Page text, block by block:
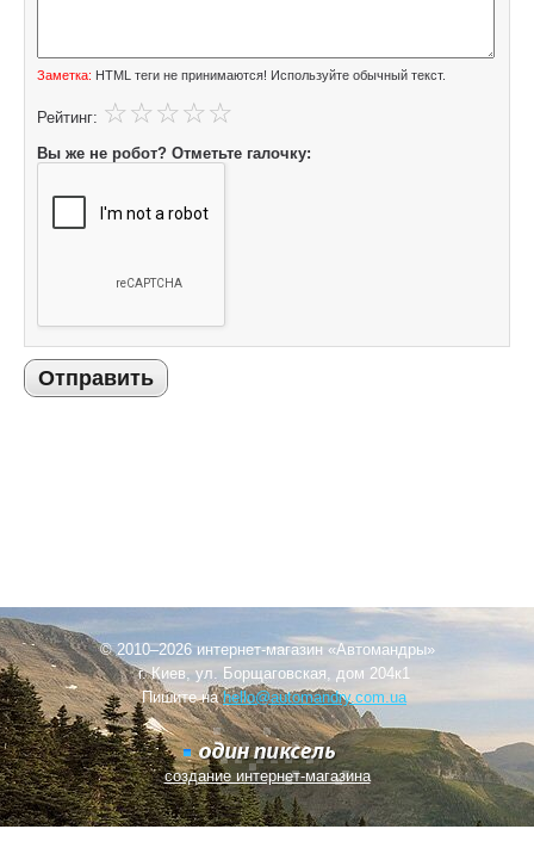
Заметка: HTML теги не принимаются! Используйте обычный текст.
Рейтинг:
Вы же не робот? Отметьте галочку:
Отправить
© 2010–2026 интернет-магазин «Автомандры»
г. Киев, ул. Борщаговская, дом 204к1
Пишите наhello@automandry.com.ua
создание интернет-магазина